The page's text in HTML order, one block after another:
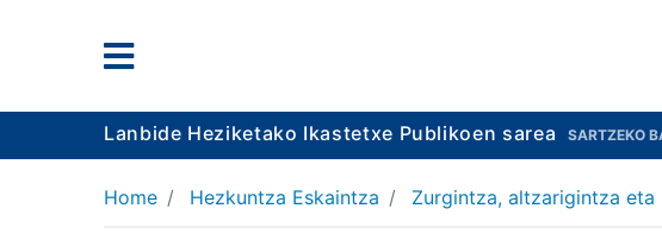
Lanbide Heziketako Ikastetxe Publikoen sarea SARTZEKO
Home Hezkuntza Eskaintza Zurgintza, altzarigintza